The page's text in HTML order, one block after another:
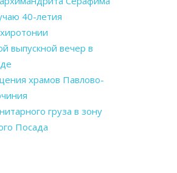
40-летия
выпускной вечер в
храмов Павлово-
груза в зону
Посада